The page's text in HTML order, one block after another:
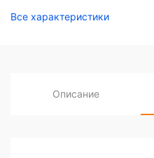
Все характеристики
Описание